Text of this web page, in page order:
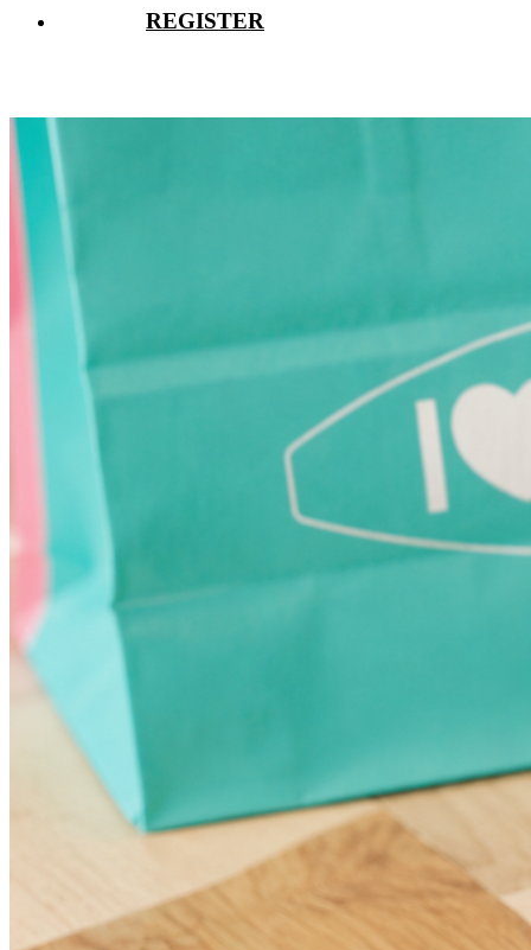
REGISTER